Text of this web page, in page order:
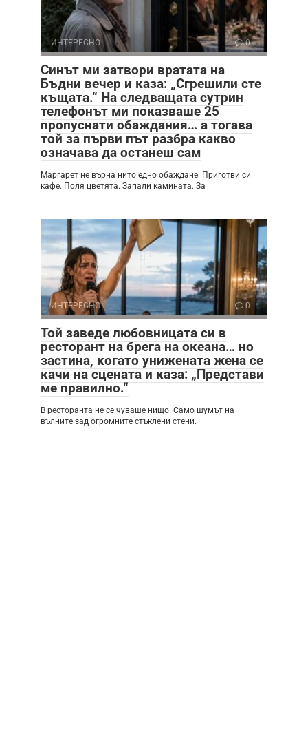
ИНТЕРЕСНО 0
Синът ми затвори вратата на
Бъдни вечер и каза: „Сгрешили сте
къщата.“ На следващата сутрин
телефонът ми показваше 25
пропуснати обаждания… а тогава
той за първи път разбра какво
означава да останеш сам
Маргарет не върна нито едно обаждане. Приготви си
кафе. Поля цветята. Запали камината. За
ИНТЕРЕСНО 0
Той заведе любовницата си в
ресторант на брега на океана… но
застина, когато унижената жена се
качи на сцената и каза: „Представи
ме правилно.“
В ресторанта не се чуваше нищо. Само шумът на
вълните зад огромните стъклени стени.